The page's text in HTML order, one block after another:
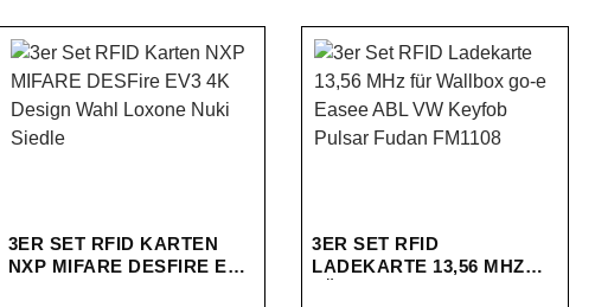
3ER SET RFID KARTEN
NXP MIFARE DESFIRE EV3
3ER SET RFID
LADEKARTE 13,56 MHZ